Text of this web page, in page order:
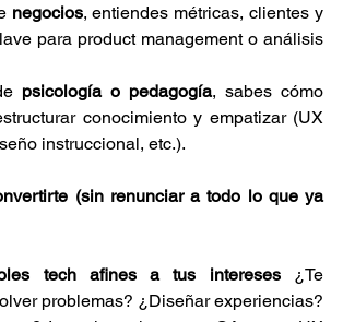
negocios, entiendes métricas, clientes y
para product management o análisis
psicología o pedagogía, sabes cómo
conocimiento y empatizar (UX
instruccional, etc.).
(sin renunciar a todo lo que ya
tech afines a tus intereses ¿Te
problemas? ¿Diseñar experiencias?